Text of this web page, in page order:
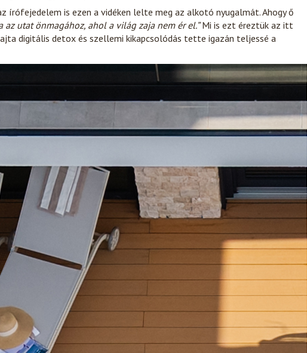
írófejedelem is ezen a vidéken lelte meg az alkotó nyugalmát. Ahogy ő
az utat önmagához, ahol a világ zaja nem ér el.”Mi is ezt éreztük az itt
digitális detox és szellemi kikapcsolódás tette igazán teljessé a